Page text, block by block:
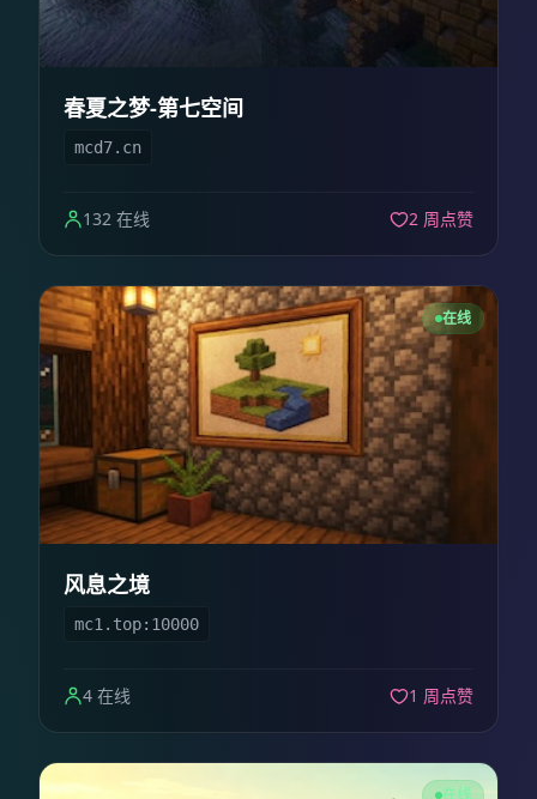
春夏之梦-第七空间
mcd7.cn
132 在线 2 周点赞
在线
风息之境
mc1.top:10000
4 在线 1 周点赞
在线